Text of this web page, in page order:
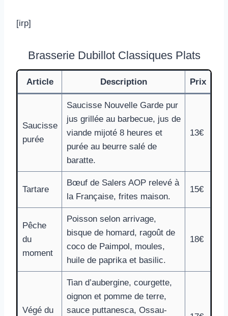
[irp]
Brasserie Dubillot Classiques Plats
Article Description Prix
Saucisse
purée
Saucisse Nouvelle Garde pur
jus grillée au barbecue, jus de
viande mijoté 8 heures et
purée au beurre salé de
baratte.
13€
Tartare
Bœuf de Salers AOP relevé à
la Française, frites maison.
15€
Pêche
du
moment
Poisson selon arrivage,
bisque de homard, ragoût de
coco de Paimpol, moules,
huile de paprika et basilic.
18€
Végé du
Tian d’aubergine, courgette,
oignon et pomme de terre,
sauce puttanesca, Ossau-